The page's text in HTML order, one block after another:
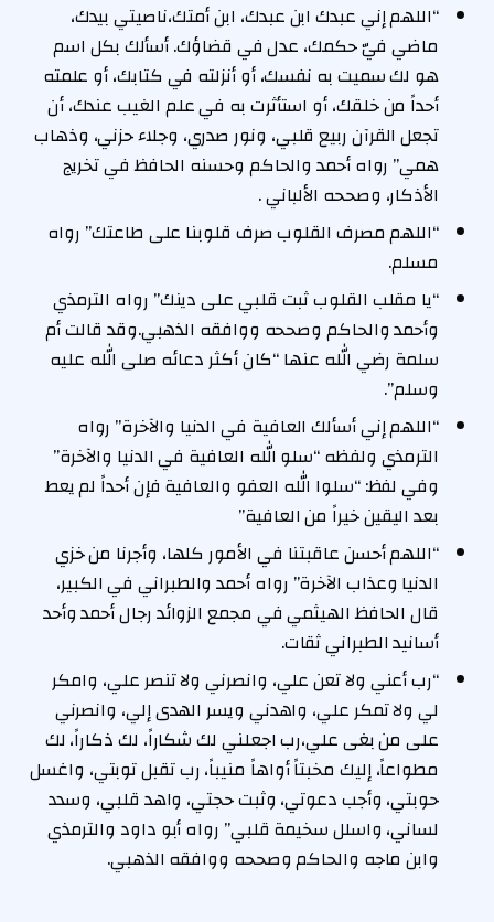
“اللهم إني عبدك ابن عبدك، ابن أمتك،ناصيتي بيدك،
ماضي فيّ حكمك، عدل في قضاؤك. أسألك بكل اسم
هو لك سميت به نفسك، أو أنزلته في كتابك، أو علمته
أحداً من خلقك، أو استأثرت به في علم الغيب عندك، أن
تجعل القرآن ربيع قلبي، ونور صدري، وجلاء حزني، وذهاب
همي” رواه أحمد والحاكم وحسنه الحافظ في تخريج
الأذكار، وصححه الألباني .
“اللهم مصرف القلوب صرف قلوبنا على طاعتك” رواه
مسلم.
“يا مقلب القلوب ثبت قلبي على دينك” رواه الترمذي
وأحمد والحاكم وصححه ووافقه الذهبي.وقد قالت أم
سلمة رضي الله عنها “كان أكثر دعائه صلى الله عليه
وسلم”.
“اللهم إني أسألك العافية في الدنيا والآخرة” رواه
الترمذي ولفظه “سلو الله العافية في الدنيا والآخرة”
وفي لفظ: “سلوا الله العفو والعافية فإن أحداً لم يعط
بعد اليقين خيراً من العافية”
“اللهم أحسن عاقبتنا في الأمور كلها، وأجرنا من خزي
الدنيا وعذاب الآخرة” رواه أحمد والطبراني في الكبير،
قال الحافظ الهيثمي في مجمع الزوائد رجال أحمد وأحد
أسانيد الطبراني ثقات.
“رب أعني ولا تعن علي، وانصرني ولا تنصر علي، وامكر
لي ولا تمكر علي، واهدني ويسر الهدى إلي، وانصرني
على من بغى علي،رب اجعلني لك شكاراً، لك ذكاراً، لك
مطواعاً، إليك مخبتاً أواهاً منيباً، رب تقبل توبتي، واغسل
حوبتي، وأجب دعوتي، وثبت حجتي، واهد قلبي، وسدد
لساني، واسلل سخيمة قلبي” رواه أبو داود والترمذي
وابن ماجه والحاكم وصححه ووافقه الذهبي.